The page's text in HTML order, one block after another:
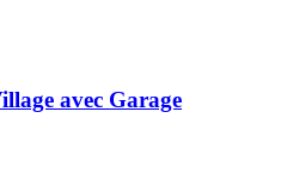
avec Garage